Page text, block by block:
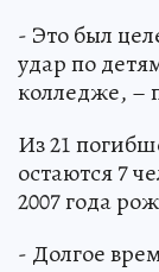
- Это был
удар по
колледже, –
Из 21
остаются 7
2007 года
- Долгое